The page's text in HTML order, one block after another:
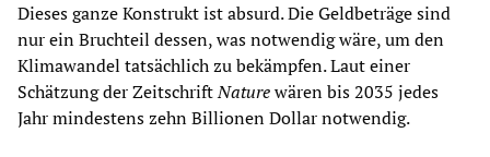
Dieses ganze Konstrukt ist absurd. Die Geldbeträge sind
nur ein Bruchteil dessen, was notwendig wäre, um den
Klimawandel tatsächlich zu bekämpfen. Laut einer
Schätzung der ZeitschriftNaturewären bis 2035 jedes
Jahr mindestens zehn Billionen Dollar notwendig.